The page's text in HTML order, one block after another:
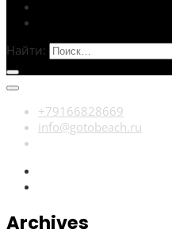
Найти:
+79166828669
info@gotobeach.ru
Archives